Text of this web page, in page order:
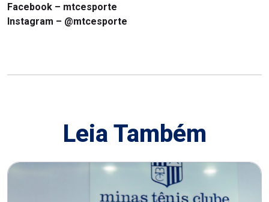
Facebook – mtcesporte
Instagram – @mtcesporte
Leia Também